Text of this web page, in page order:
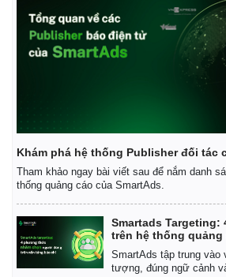
Khám phá hệ thống Publisher đối tác
Tham khảo ngay bài viết sau để nắm danh
thống quảng cáo của SmartAds.
Smartads
trên hệ thống quảng
SmartAds tập trung vào
tượng, đúng ngữ cảnh